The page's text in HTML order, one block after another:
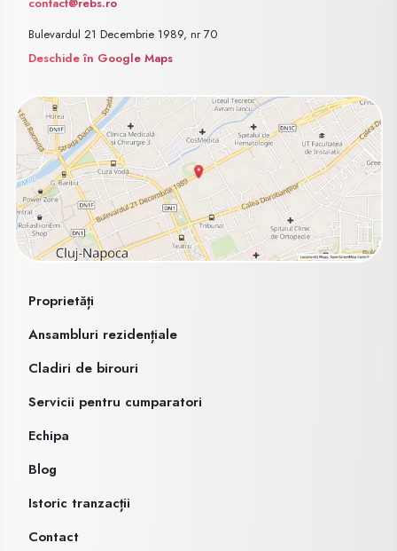
Bulevardul 21 Decembrie 1989, nr 70
Deschide în Google Maps
Proprietăți
Ansambluri rezidențiale
Cladiri de birouri
Servicii pentru cumparatori
Echipa
Blog
Istoric tranzacții
Contact